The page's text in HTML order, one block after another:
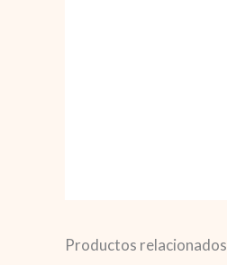
Productos relacionados